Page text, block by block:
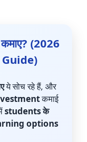
(2026
ये सोच रहे हैं, और
कमाई
students के
options